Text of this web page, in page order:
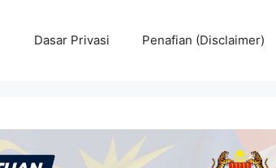
Dasar Privasi Penafian (Disclaimer)